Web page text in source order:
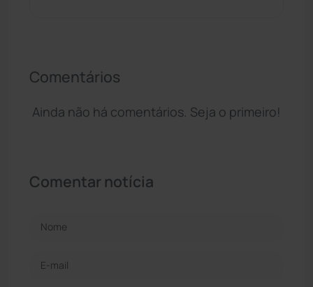
Comentários
Ainda não há comentários. Seja o primeiro!
Comentar notícia